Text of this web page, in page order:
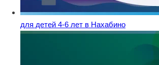
для детей 4-6 лет в Нахабино